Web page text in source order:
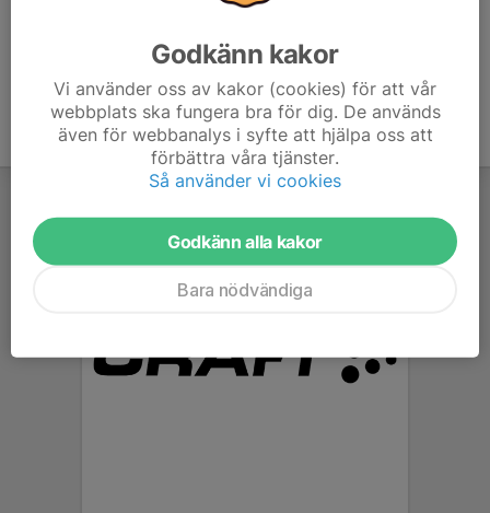
Godkänn kakor
Vi använder oss av kakor (cookies) för att vår
webbplats ska fungera bra för dig. De används
även för webbanalys i syfte att hjälpa oss att
förbättra våra tjänster.
Så använder vi cookies
Godkänn alla kakor
Bara nödvändiga